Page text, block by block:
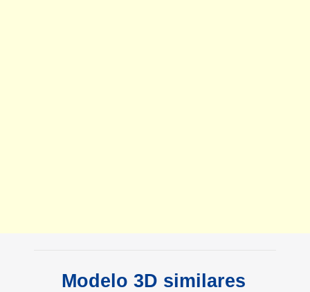
Modelo 3D similares